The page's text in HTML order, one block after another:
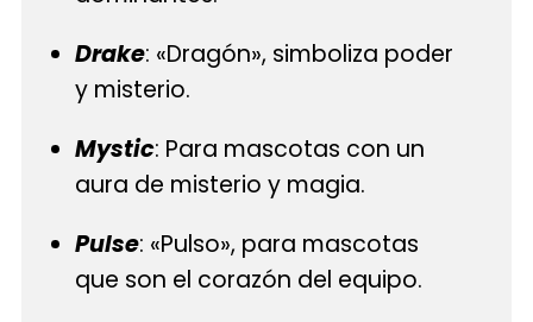
Drake: «Dragón», simboliza poder
y misterio.
Mystic: Para mascotas con un
aura de misterio y magia.
Pulse: «Pulso», para mascotas
que son el corazón del equipo.